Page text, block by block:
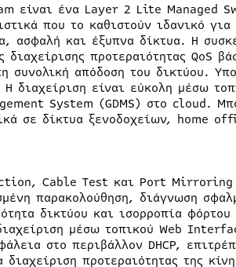
είναι ένα Layer 2 Lite
που το καθιστούν ιδανικό
ασφαλή και έξυπνα δίκτυα. Η
διαχείρισης προτεραιότητας QoS
συνολική απόδοση του δικτύου.
διαχείριση είναι εύκολη μέσω
System (GDMS) στο cloud.
σε δίκτυα ξενοδοχείων, home
Cable Test και Port Mirroring
παρακολούθηση, διάγνωση
δικτύου και ισορροπία
μέσω τοπικού Web
στο περιβάλλον DHCP,
προτεραιότητας της